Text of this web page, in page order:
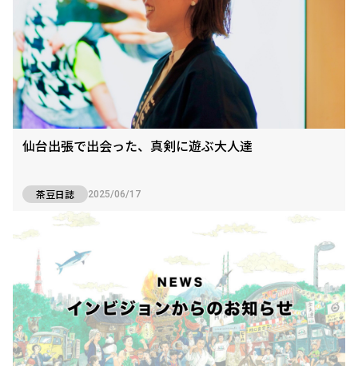
仙台出張で出会った、真剣に遊ぶ大人達
茶豆日誌 2025/06/17